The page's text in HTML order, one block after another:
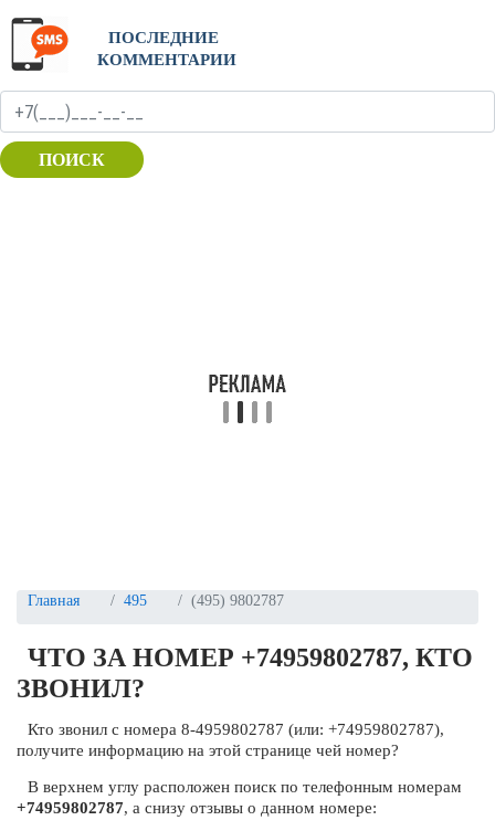
ПОСЛЕДНИЕ
КОММЕНТАРИИ
ПОИСК
Главная 495 (495) 9802787
ЧТО ЗА НОМЕР +74959802787, КТО
ЗВОНИЛ?
Кто звонил с номера 8-4959802787 (или: +74959802787),
получите информацию на этой странице чей номер?
В верхнем углу расположен поиск по телефонным номерам
+74959802787, а снизу отзывы о данном номере: